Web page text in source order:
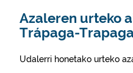
Azaleren urteko
Trápaga-
Udalerri honetako urteko